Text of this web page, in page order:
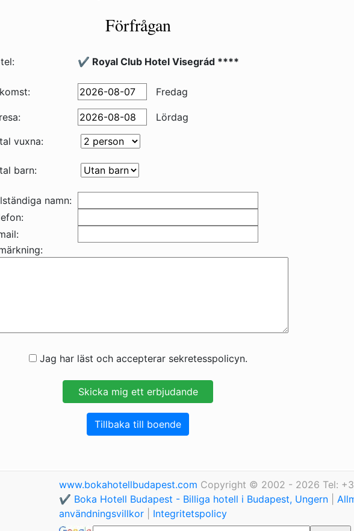
Förfrågan
✔️ Royal Club Hotel Visegrád ****
Fredag
Lördag
vuxna:
barn:
namn:
Jag har läst och accepterar sekretesspolicyn.
Tillbaka till boende
www.bokahotellbudapest.com Copyright © 2002 - 2026 Tel:
✔️ Boka Hotell Budapest - Billiga hotell i Budapest, Ungern
användningsvillkor
Integritetspolicy